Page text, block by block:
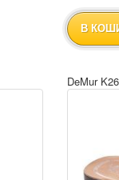
В
DeMur